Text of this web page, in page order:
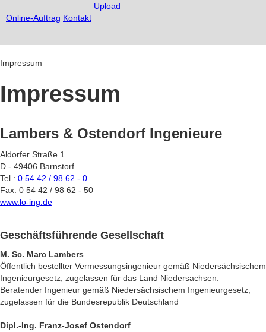
Online-Auftrag Kontakt
Upload
Impressum
Impressum
Lambers & Ostendorf Ingenieure
Aldorfer Straße 1
D - 49406 Barnstorf
Tel.: 0 54 42 / 98 62 - 0
Fax: 0 54 42 / 98 62 - 50
www.lo-ing.de
Geschäftsführende Gesellschaft
M. Sc. Marc Lambers
Öffentlich bestellter Vermessungsingenieur gemäß Niedersächsischem
Ingenieurgesetz, zugelassen für das Land Niedersachsen.
Beratender Ingenieur gemäß Niedersächsischem Ingenieurgesetz,
zugelassen für die Bundesrepublik Deutschland
Dipl.-Ing. Franz-Josef Ostendorf